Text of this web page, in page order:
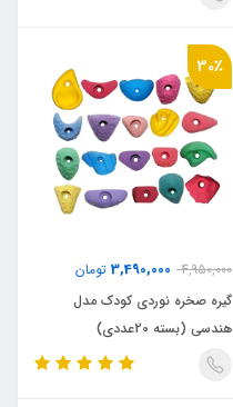
30٪
4,950,000
3,490,000 تومان
گیره صخره نوردی کودک مدل
هندسی (بسته 20عددی)